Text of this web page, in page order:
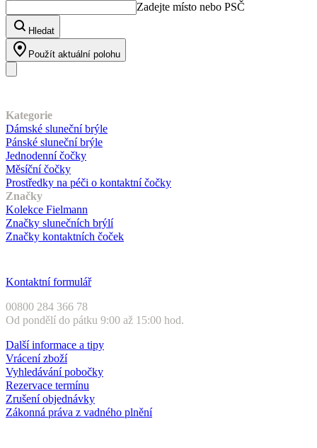
Zadejte místo nebo PSČ
Hledat
Použít aktuální polohu
Kategorie
Dámské sluneční brýle
Pánské sluneční brýle
Jednodenní čočky
Měsíční čočky
Prostředky na péči o kontaktní čočky
Značky
Kolekce Fielmann
Značky slunečních brýlí
Značky kontaktních čoček
Kontaktní formulář
00800 284 366 78
Od pondělí do pátku 9:00 až 15:00 hod.
Další informace a tipy
Vrácení zboží
Vyhledávání pobočky
Rezervace termínu
Zrušení objednávky
Zákonná práva z vadného plnění